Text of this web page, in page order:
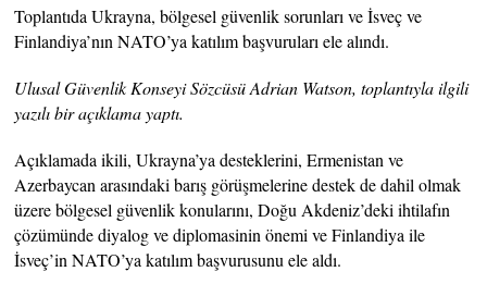
Toplantıda Ukrayna, bölgesel güvenlik sorunları ve İsveç ve
Finlandiya’nın NATO’ya katılım başvuruları ele alındı.
Ulusal Güvenlik Konseyi Sözcüsü Adrian Watson, toplantıyla ilgili
yazılı bir açıklama yaptı.
Açıklamada ikili, Ukrayna’ya desteklerini, Ermenistan ve
Azerbaycan arasındaki barış görüşmelerine destek de dahil olmak
üzere bölgesel güvenlik konularını, Doğu Akdeniz’deki ihtilafın
çözümünde diyalog ve diplomasinin önemi ve Finlandiya ile
İsveç’in NATO’ya katılım başvurusunu ele aldı.